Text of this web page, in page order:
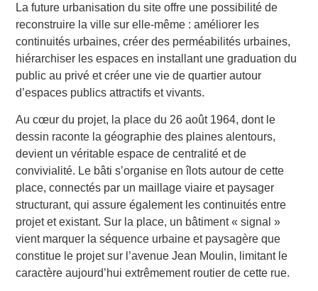
La future urbanisation du site offre une possibilité de
reconstruire la ville sur elle-même : améliorer les
continuités urbaines, créer des perméabilités urbaines,
hiérarchiser les espaces en installant une graduation du
public au privé et créer une vie de quartier autour
d’espaces publics attractifs et vivants.
Au cœur du projet, la place du 26 août 1964, dont le
dessin raconte la géographie des plaines alentours,
devient un véritable espace de centralité et de
convivialité. Le bâti s’organise en îlots autour de cette
place, connectés par un maillage viaire et paysager
structurant, qui assure également les continuités entre
projet et existant. Sur la place, un bâtiment « signal »
vient marquer la séquence urbaine et paysagère que
constitue le projet sur l’avenue Jean Moulin, limitant le
caractère aujourd’hui extrêmement routier de cette rue.